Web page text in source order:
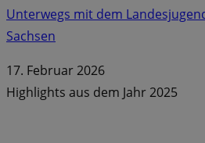
Unterwegs mit dem
Sachsen
17. Februar 2026
Highlights aus dem Jahr 2025